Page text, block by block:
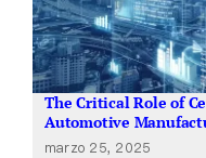
The Critical Role of
Automotive
marzo 25, 2025